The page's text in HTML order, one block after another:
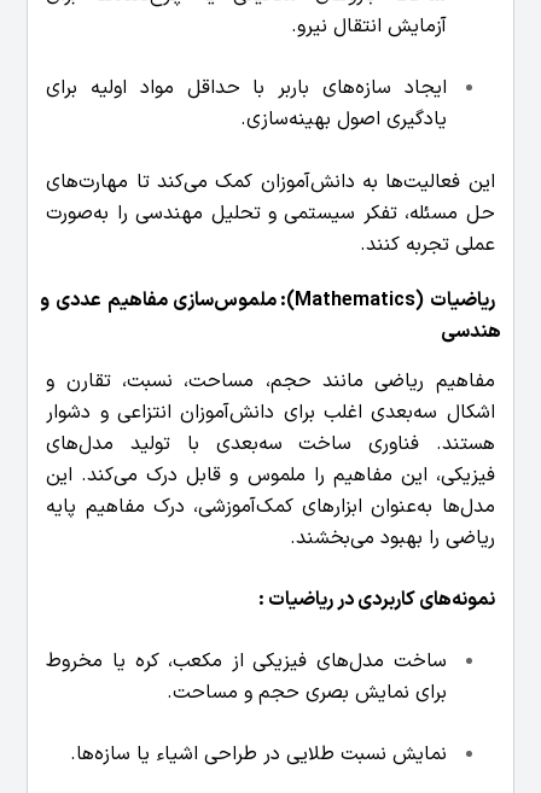
آزمایش انتقال نیرو.
ایجاد سازه‌های باربر با حداقل مواد اولیه برای
یادگیری اصول بهینه‌سازی.
این فعالیت‌ها به دانش‌آموزان کمک می‌کند تا مهارت‌های
حل مسئله، تفکر سیستمی و تحلیل مهندسی را به‌صورت
عملی تجربه کنند.
ریاضیات (Mathematics): ملموس‌سازی مفاهیم عددی و
هندسی
مفاهیم ریاضی مانند حجم، مساحت، نسبت، تقارن و
اشکال سه‌بعدی اغلب برای دانش‌آموزان انتزاعی و دشوار
هستند. فناوری ساخت سه‌بعدی با تولید مدل‌های
فیزیکی، این مفاهیم را ملموس و قابل درک می‌کند. این
مدل‌ها به‌عنوان ابزارهای کمک‌آموزشی، درک مفاهیم پایه
ریاضی را بهبود می‌بخشند.
نمونه‌های کاربردی در ریاضیات :
ساخت مدل‌های فیزیکی از مکعب، کره یا مخروط
برای نمایش بصری حجم و مساحت.
نمایش نسبت طلایی در طراحی اشیاء یا سازه‌ها.